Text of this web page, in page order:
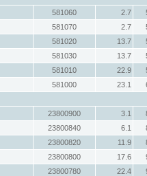
581060 2.7
581070 2.7
581020 13.7
581030 13.7
581010 22.9
581000 23.1
23800900 3.1
23800840 6.1
23800820 11.9
23800800 17.6
23800780 22.4